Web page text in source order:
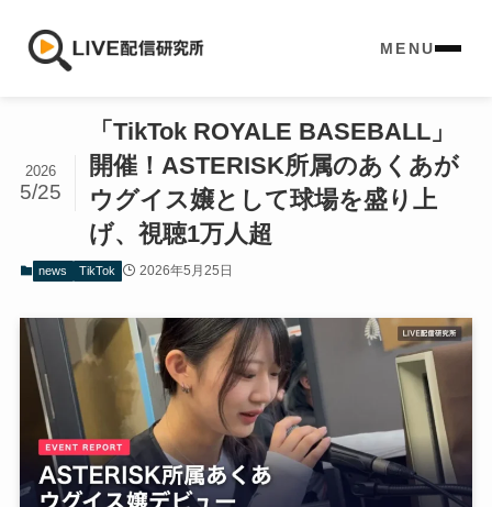
MENU
「TikTok ROYALE BASEBALL」
開催！ASTERISK所属のあくあが
ウグイス嬢として球場を盛り上
げ、視聴1万人超
2026
5/25
news TikTok 2026年5月25日